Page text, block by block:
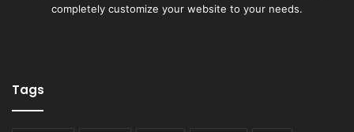
completely customize your website to your needs.
Tags